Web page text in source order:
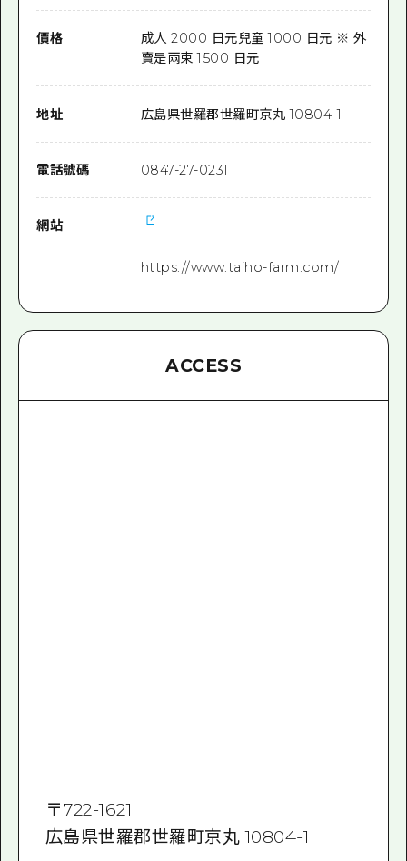
價格
成人 2000 日元兒童 1000 日元 ※ 外
賣是兩束 1500 日元
地址 広島県世羅郡世羅町京丸 10804-1
電話號碼 0847-27-0231
網站
https://www.taiho-farm.com/
ACCESS
〒722-1621
広島県世羅郡世羅町京丸 10804-1